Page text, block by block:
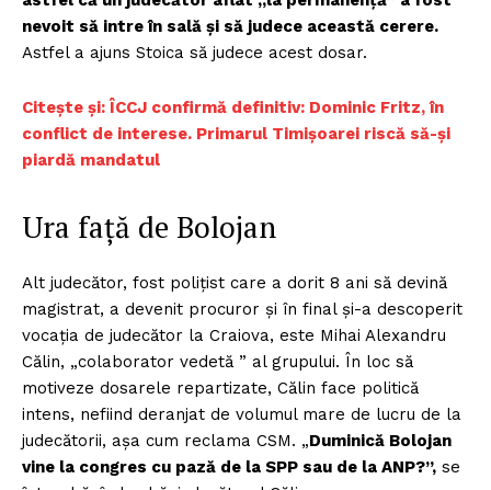
nevoit să intre în sală și să judece această cerere.
Astfel a ajuns Stoica să judece acest dosar.
Citește și: ÎCCJ confirmă definitiv: Dominic Fritz, în
conflict de interese. Primarul Timișoarei riscă să-și
piardă mandatul
Ura față de Bolojan
Alt judecător, fost polițist care a dorit 8 ani să devină
magistrat, a devenit procuror și în final și-a descoperit
vocația de judecător la Craiova, este Mihai Alexandru
Călin, „colaborator vedetă ” al grupului. În loc să
motiveze dosarele repartizate, Călin face politică
intens, nefiind deranjat de volumul mare de lucru de la
judecătorii, așa cum reclama CSM. „Duminică Bolojan
vine la congres cu pază de la SPP sau de la ANP?”, se